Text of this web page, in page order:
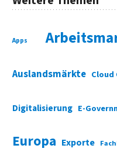
Apps
Auslandsmärkte
Digitalisierung E-
Europa Exporte